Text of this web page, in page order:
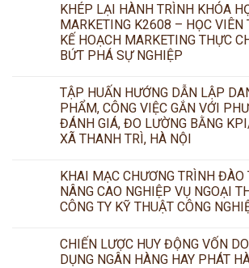
KHÉP LẠI HÀNH TRÌNH KHÓA
MARKETING K2608 – HỌC VIÊN
KẾ HOẠCH MARKETING THỰC
BỨT PHÁ SỰ NGHIỆP
TẬP HUẤN HƯỚNG DẪN LẬP
PHẨM, CÔNG VIỆC GẮN VỚI
ĐÁNH GIÁ, ĐO LƯỜNG BẰNG
XÃ THANH TRÌ, HÀ NỘI
KHAI MẠC CHƯƠNG TRÌNH ĐÀO
NÂNG CAO NGHIỆP VỤ NGOẠI
CÔNG TY KỸ THUẬT CÔNG
CHIẾN LƯỢC HUY ĐỘNG VỐN
DỤNG NGÂN HÀNG HAY PHÁT